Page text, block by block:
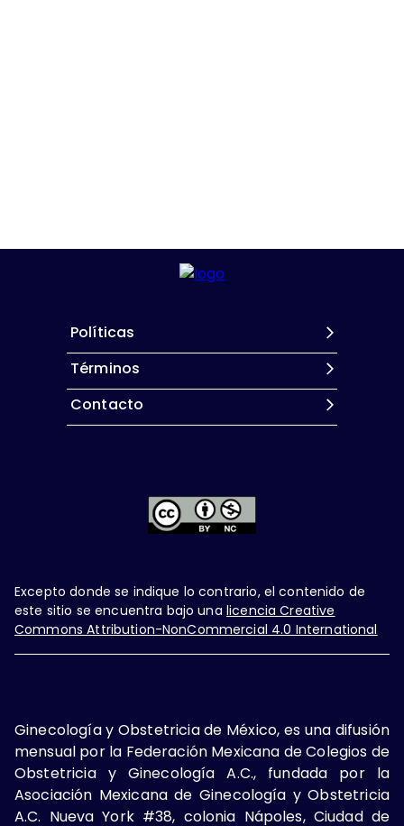
Políticas
Términos
Contacto
Excepto donde se indique lo contrario, el contenido de
este sitio se encuentra bajo una licencia Creative
Commons Attribution-NonCommercial 4.0 International
Ginecología y Obstetricia de México, es una difusión
mensual por la Federación Mexicana de Colegios de
Obstetricia y Ginecología A.C., fundada por la
Asociación Mexicana de Ginecología y Obstetricia
A.C. Nueva York #38, colonia Nápoles, Ciudad de